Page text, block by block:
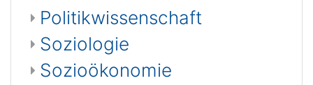
Politikwissenschaft
Soziologie
Sozioökonomie